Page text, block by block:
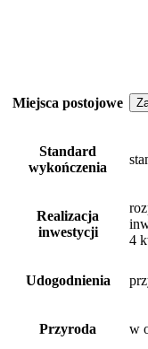
Miejsca postojowe
Standard
wykończenia
Realizacja
inwestycji
4
Udogodnienia
Przyroda w